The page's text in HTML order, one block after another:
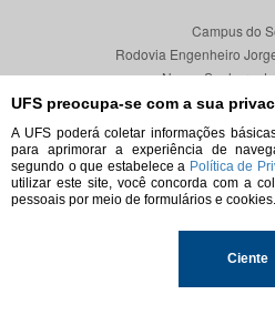
UFS preocupa-se com a sua
A UFS poderá coletar informações
para aprimorar a experiência de
segundo o que estabelece a Política de
utilizar este site, você concorda com a
pessoais por meio de formulários e cookies.
Ciente
Campus do
Rodovia Engenheiro
Nossa Senhora
CEP
© 2026. Todos os
Universidade